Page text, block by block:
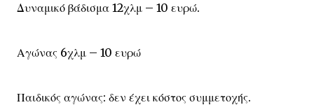
Δυναμικό βάδισμα 12χλμ – 10 ευρώ.
Αγώνας 6χλμ – 10 ευρώ
Παιδικός αγώνας: δεν έχει κόστος συμμετοχής.